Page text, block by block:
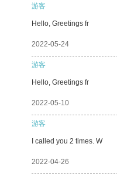
游客
Hello, Greetings fr
2022-05-24
游客
Hello, Greetings fr
2022-05-10
游客
I called you 2 times. W
2022-04-26